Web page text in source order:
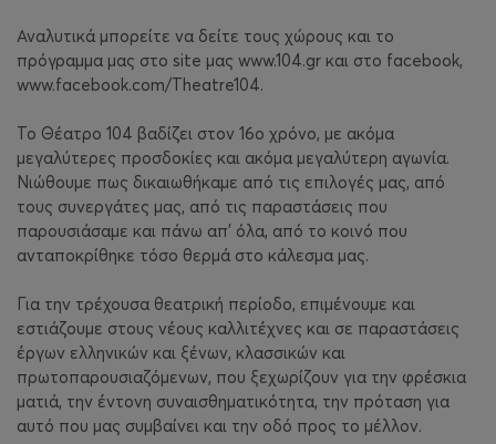
Αναλυτικά μπορείτε να δείτε τους χώρους και το
πρόγραμμα μας στο site μας www.104.gr και στο facebook,
www.facebook.com/Τheatre104.
Το Θέατρο 104 βαδίζει στον 16ο χρόνο, με ακόμα
μεγαλύτερες προσδοκίες και ακόμα μεγαλύτερη αγωνία.
Νιώθουμε πως δικαιωθήκαμε από τις επιλογές μας, από
τους συνεργάτες μας, από τις παραστάσεις που
παρουσιάσαμε και πάνω απ’ όλα, από το κοινό που
ανταποκρίθηκε τόσο θερμά στο κάλεσμα μας.
Για την τρέχουσα θεατρική περίοδο, επιμένουμε και
εστιάζουμε στους νέους καλλιτέχνες και σε παραστάσεις
έργων ελληνικών και ξένων, κλασσικών και
πρωτοπαρουσιαζόμενων, που ξεχωρίζουν για την φρέσκια
ματιά, την έντονη συναισθηματικότητα, την πρόταση για
αυτό που μας συμβαίνει και την οδό προς το μέλλον.